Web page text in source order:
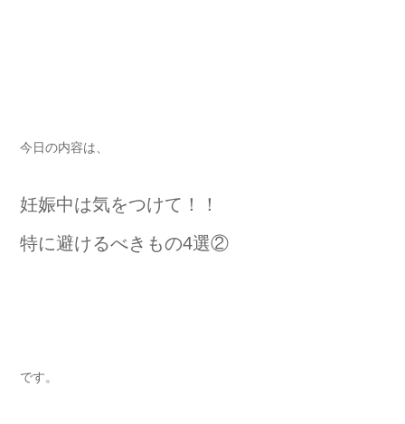
今日の内容は、
妊娠中は気をつけて！！
特に避けるべきもの4選②
です。